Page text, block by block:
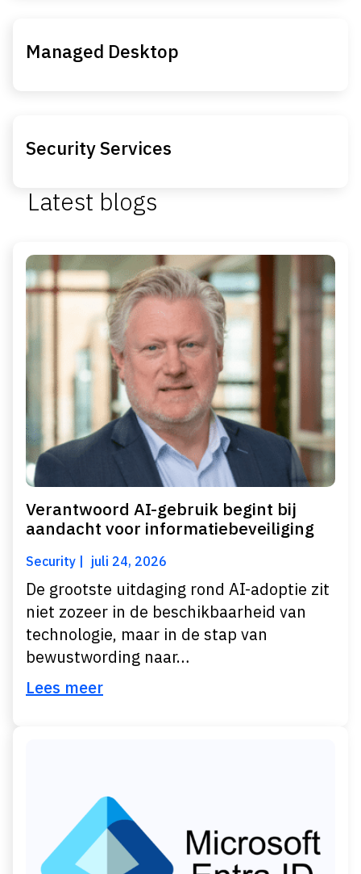
Managed Desktop
Security Services
Latest blogs
Verantwoord AI-gebruik begint bij
aandacht voor informatiebeveiliging
Security juli 24, 2026
De grootste uitdaging rond AI-adoptie zit
niet zozeer in de beschikbaarheid van
technologie, maar in de stap van
bewustwording naar…
Lees meer